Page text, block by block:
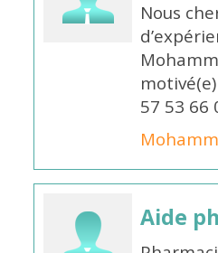
Nous
57 53 66
Aide